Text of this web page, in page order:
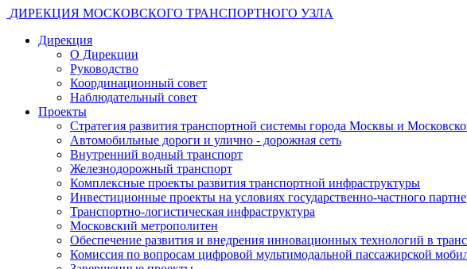
ДИРЕКЦИЯ МОСКОВСКОГО ТРАНСПОРТНОГО УЗЛА
Дирекция
О Дирекции
Руководство
Координационный совет
Наблюдательный совет
Проекты
Стратегия развития транспортной системы города Москвы и
Автомобильные дороги и улично - дорожная сеть
Внутренний водный транспорт
Железнодорожный транспорт
Комплексные проекты развития транспортной инфраструктуры
Инвестиционные проекты на условиях государственно-частного
Транспортно-логистическая инфраструктура
Московский метрополитен
Обеспечение развития и внедрения инновационных технологий в
Комиссия по вопросам цифровой мультимодальной пассажирской